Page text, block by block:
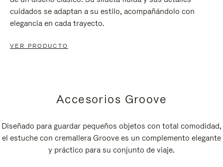
cuidados se adaptan a su estilo, acompañándolo con
elegancia en cada trayecto.
VER PRODUCTO
Accesorios Groove
Diseñado para guardar pequeños objetos con total comodidad,
el estuche con cremallera Groove es un complemento elegante
y práctico para su conjunto de viaje.